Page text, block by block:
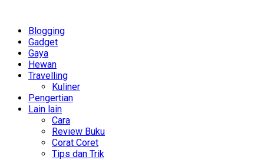
Blogging
Gadget
Gaya
Hewan
Travelling
Kuliner
Pengertian
Lain lain
Cara
Review Buku
Corat Coret
Tips dan Trik